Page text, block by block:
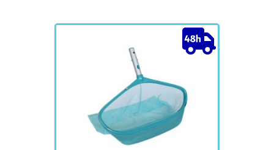
a
variations.
Les
options
peuvent
être
choisies
sur